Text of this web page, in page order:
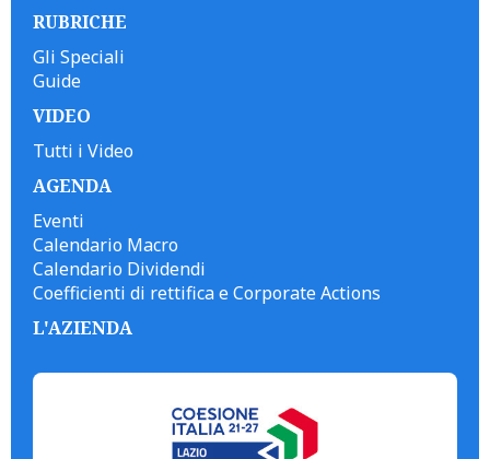
RUBRICHE
Gli Speciali
Guide
VIDEO
Tutti i Video
AGENDA
Eventi
Calendario Macro
Calendario Dividendi
Coefficienti di rettifica e Corporate Actions
L'AZIENDA